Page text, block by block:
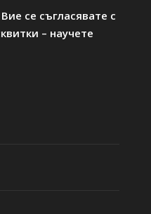
се съгласявате с
– научете